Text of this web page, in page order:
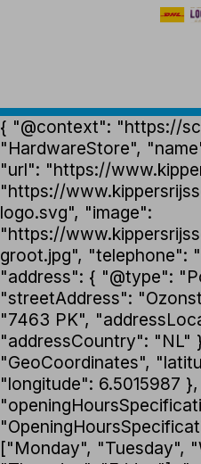
{ "@context": "https://
"HardwareStore",
"url": "https://
"https://
logo.svg", "image":
"https://
groot.jpg", "telephone":
"address": { "@type":
"streetAddress":
"7463 PK",
"addressCountry":
"GeoCoordinates",
"longitude": 6.5015987 },
["Monday", "Tuesday",